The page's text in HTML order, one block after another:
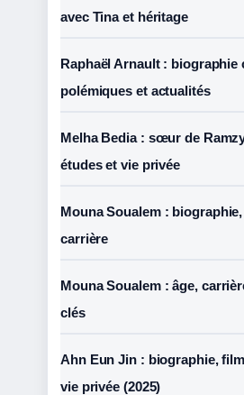
avec Tina et héritage
Raphaël Arnault : biographie
polémiques et actualités
Melha Bedia : sœur de
études et vie privée
Mouna Soualem :
carrière
Mouna Soualem : âge,
clés
Ahn Eun Jin : biographie,
vie privée (2025)